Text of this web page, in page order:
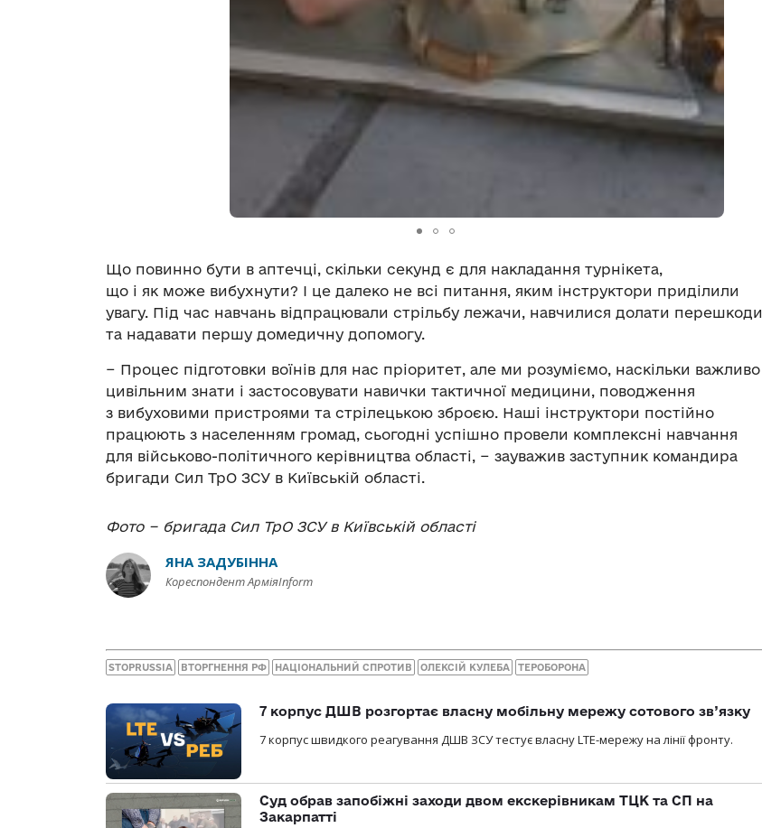
Що повинно бути в аптечці, скільки секунд є для накладання турнікета,
що і як може вибухнути? І це далеко не всі питання, яким інструктори приділили
увагу. Під час навчань відпрацювали стрільбу лежачи, навчилися долати перешкоди
та надавати першу домедичну допомогу.
− Процес підготовки воїнів для нас пріоритет, але ми розуміємо, наскільки важливо
цивільним знати і застосовувати навички тактичної медицини, поводження
з вибуховими пристроями та стрілецькою зброєю. Наші інструктори постійно
працюють з населенням громад, сьогодні успішно провели комплексні навчання
для військово-політичного керівництва області, − зауважив заступник командира
бригади Сил ТрО ЗСУ в Київській області.
Фото − бригада Сил ТрО ЗСУ в Київській області
ЯНА ЗАДУБІННА
Кореспондент АрміяInform
STOPRUSSIA ВТОРГНЕННЯ РФ НАЦІОНАЛЬНИЙ СПРОТИВ ОЛЕКСІЙ КУЛЕБА ТЕРОБОРОНА
7 корпус ДШВ розгортає власну мобільну мережу сотового зв’язку
7 корпус швидкого реагування ДШВ ЗСУ тестує власну LTE-мережу на лінії фронту.
Суд обрав запобіжні заходи двом екскерівникам ТЦК та СП на
Закарпатті